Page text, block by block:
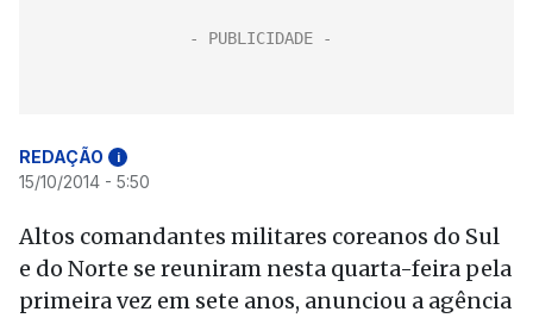
REDAÇÃO i
15/10/2014 - 5:50
Altos comandantes militares coreanos do Sul
e do Norte se reuniram nesta quarta-feira pela
primeira vez em sete anos, anunciou a agência